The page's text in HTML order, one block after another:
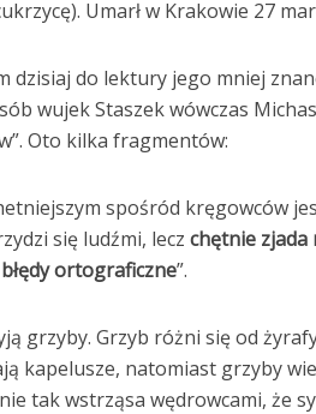
Umarł w Krakowie 27
dzisiaj do lektury jego mniej
wujek Staszek wówczas
Oto kilka fragmentów:
spośród kręgowców
się ludźmi, lecz chętnie zjada
ortograficzne”.
grzyby. Grzyb różni się od
kapelusze, natomiast grzyby
tak wstrząsa wędrowcami, że